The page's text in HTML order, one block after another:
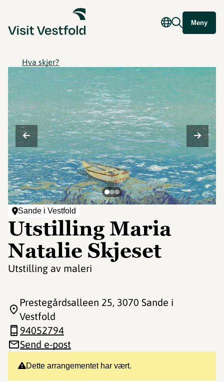
Meny
Hva skjer?
Sande i Vestfold
Utstilling Maria
Natalie Skjeset
Utstilling av maleri
©
Dette arrangementet har vært.
Prestegårdsalleen 25, 3070 Sande i
Vestfold
94052794
Send e-post